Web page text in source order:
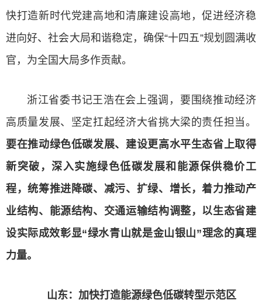
快打造新时代党建高地和清廉建设高地，促进经济稳
进向好、社会大局和谐稳定，确保“十四五”规划圆满收
官，为全国大局多作贡献。
浙江省委书记王浩在会上强调，要围绕推动经济
高质量发展、坚定扛起经济大省挑大梁的责任担当。
要在推动绿色低碳发展、建设更高水平生态省上取得
新突破，深入实施绿色低碳发展和能源保供稳价工
程，统筹推进降碳、减污、扩绿、增长，着力推动产
业结构、能源结构、交通运输结构调整，以生态省建
设实际成效彰显“绿水青山就是金山银山”理念的真理
力量。
山东：加快打造能源绿色低碳转型示范区